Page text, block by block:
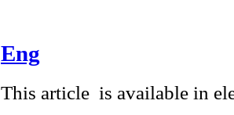
Eng
This article is available in